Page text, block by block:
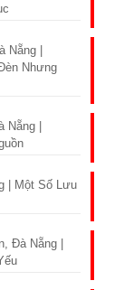
|
Nhưng
|
| Một Số Lưu
Đà Nẵng |